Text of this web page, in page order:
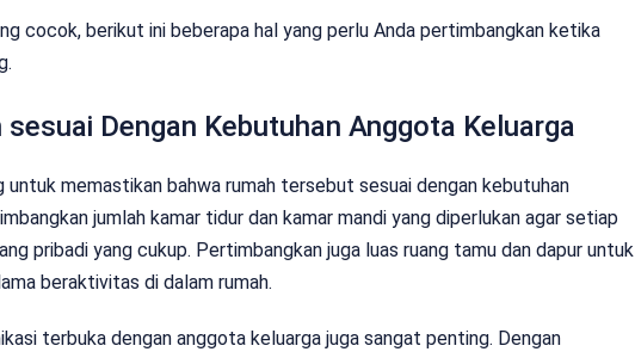
cocok, berikut ini beberapa hal yang perlu Anda pertimbangkan ketika
Dengan Kebutuhan Anggota Keluarga
untuk memastikan bahwa rumah tersebut sesuai dengan kebutuhan
jumlah kamar tidur dan kamar mandi yang diperlukan agar setiap
pribadi yang cukup. Pertimbangkan juga luas ruang tamu dan dapur untuk
beraktivitas di dalam rumah.
terbuka dengan anggota keluarga juga sangat penting. Dengan